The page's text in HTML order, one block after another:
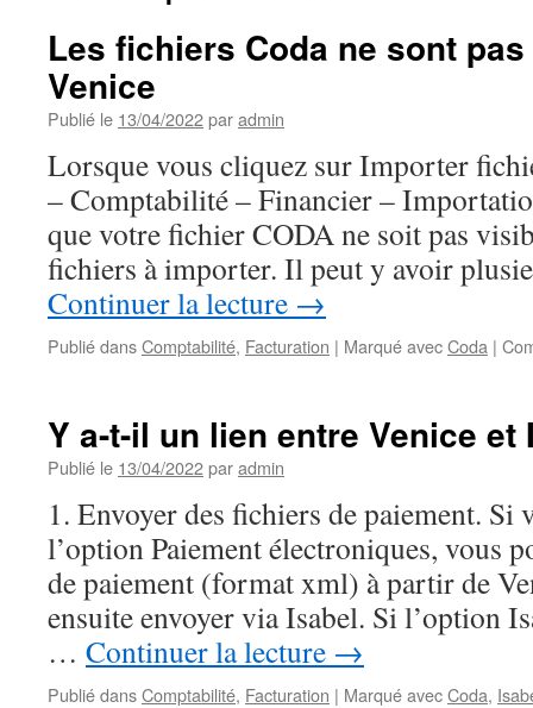
Les fichiers Coda ne sont
Venice
Publié le 13/04/2022paradmin
Lorsque vous cliquez sur Importer
– Comptabilité – Financier –
que votre fichier CODA ne soit pas
fichiers à importer. Il peut y avoir
Continuer la lecture →
Publié dansComptabilité, Facturation | Marqué avecCoda |
Y a-t-il un lien entre Venice et
Publié le 13/04/2022paradmin
1. Envoyer des fichiers de paiement. Si
l’option Paiement électroniques, vous
de paiement (format xml) à partir de
ensuite envoyer via Isabel. Si l’option
… Continuer la lecture →
Publié dansComptabilité, Facturation | Marqué avecCoda,